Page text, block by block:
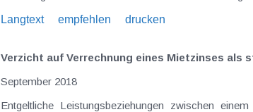
Langtext
empfehlen drucken
Verzicht auf Verrechnung eines Mietzinses als
September 2018
Entgeltliche Leistungsbeziehungen zwischen